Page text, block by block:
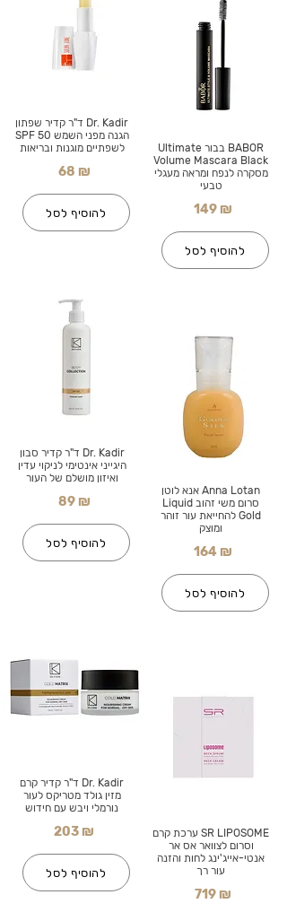
Dr. Kadir ד"ר קדיר שפתון
הגנה מפני השמש SPF 50
לשפתיים מוגנות ובריאות
68 ₪
להוסיף לסל
Dr. Kadir ד"ר קדיר סבון
היגייני אינטימי לניקוי עדין
ואיזון מושלם של העור
89 ₪
להוסיף לסל
Dr. Kadir ד"ר קדיר קרם
מזין גולד מטריקס לעור
נורמלי ויבש עם חידוש
203 ₪
להוסיף לסל
BABOR בבור Ultimate
Volume Mascara Black
מסקרה לנפח ומראה מעגלי
טבעי
149 ₪
להוסיף לסל
Anna Lotan אנא לוטן
סרום משי זהוב Liquid
Gold להחייאת עור זוהר
ומוצק
164 ₪
להוסיף לסל
SR LIPOSOME ערכת קרם
וסרום לצוואר אס אר
אנטי-אייג'ינג לחות והזנה
עור רך
719 ₪